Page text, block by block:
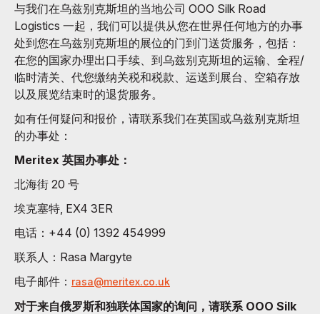
与我们在乌兹别克斯坦的当地公司 OOO Silk Road
Logistics 一起，我们可以提供从您在世界任何地方的办事
处到您在乌兹别克斯坦的展位的门到门送货服务，包括：
在您的国家办理出口手续、到乌兹别克斯坦的运输、全程/
临时清关、代您缴纳关税和税款、运送到展台、空箱存放
以及展览结束时的退货服务。
如有任何疑问和报价，请联系我们在英国或乌兹别克斯坦
的办事处：
Meritex 英国办事处：
北海街 20 号
埃克塞特, EX4 3ER
电话：+44 (0) 1392 454999
联系人：Rasa Margyte
电子邮件： rasa@meritex.co.uk
对于来自俄罗斯和独联体国家的询问，请联系 OOO Silk